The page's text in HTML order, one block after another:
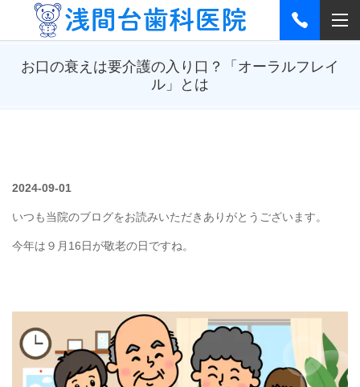
お口の衰えは要介護の入り口？「オーラルフレイ
ル」とは
2024-09-01
いつも当院のブログをお読みいただきありがとうございます。
今年は９月16日が敬老の日ですね。